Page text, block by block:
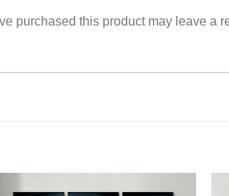
purchased this product may leave a